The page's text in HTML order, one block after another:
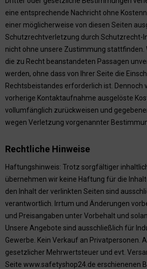
eine entsprechende Nachricht ohne
einer möglicherweise von diesen Seiten
Schutzrechtverletzung durch Schutzrecht-
nicht ohne unsere Zustimmung stattfinden.
die zu Recht beanstandeten Passagen
werden, ohne dass von Ihrer Seite die
Rechtsbeistandes erforderlich ist. Dennoch
vorherige Kontaktaufnahme ausgelöste
vollumfänglich zurückweisen und
wegen Verletzung vorgenannter
Rechtliche Hinweise
Haftungshinweis: Trotz sorgfältiger
übernehmen wir keine Haftung für die
den Inhalt der verlinkten Seiten sind
verantwortlich. Irrtum und Änderungen
und Preisangaben unter Vorbehalt und
Unsere Angebote sind ausschließlich für
Gewerbe. Kein Verkauf an Privatpersonen.
gesetzlicher Mehrwertsteuer und evt.
Seite www.safetyshop24.de erschienenen